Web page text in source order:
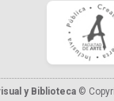
y Biblioteca ©